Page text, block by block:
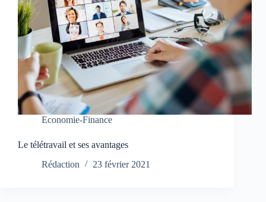
Economie-Finance
Le télétravail et ses avantages
Rédaction
23 février 2021